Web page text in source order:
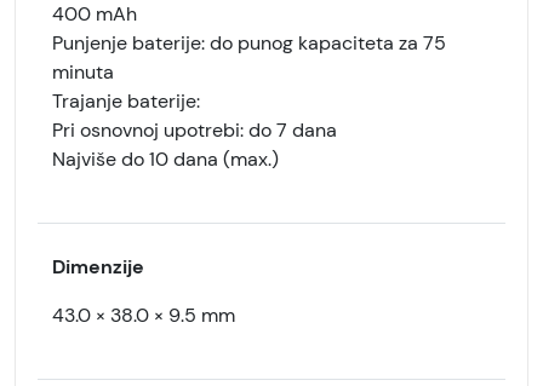
400 mAh
Punjenje baterije: do punog kapaciteta za 75
minuta
Trajanje baterije:
Pri osnovnoj upotrebi: do 7 dana
Najviše do 10 dana (max.)
Dimenzije
43.0 × 38.0 × 9.5 mm